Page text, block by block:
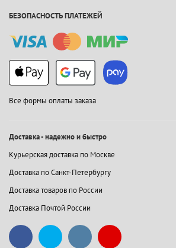
БЕЗОПАСНОСТЬ ПЛАТЕЖЕЙ
Все формы оплаты заказа
Доставка - надежно и быстро
Курьерская доставка по Москве
Доставка по Санкт-Петербургу
Доставка товаров по России
Доставка Почтой России